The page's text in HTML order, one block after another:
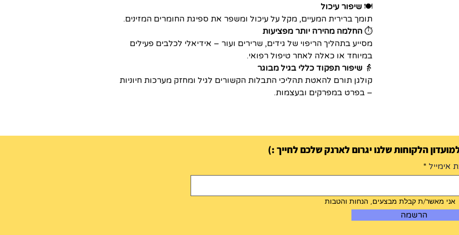
🍽️ שיפור עיכול
תומך ברירית המעיים, מקל על עיכול ומשפר את ספיגת החומרים המזינים.
⏱️ החלמה מהירה יותר מפציעות
מסייע בתהליך הריפוי של גידים, שרירים ועור – אידיאלי לכלבים פעילים
במיוחד או כאלה לאחר טיפול רפואי.
👵 שיפור תפקוד כללי בגיל מבוגר
קולגן תורם להאטת תהליכי התבלות הקשורים לגיל ומחזק מערכות חיוניות
– בפרט במפרקים ובעצמות.
הלקוחות שלנו יגרום לארנק שלכם לחייך :)
אימייל
אני מאשר/ת קבלת מבצעים, הנחות והטבות
הרשמה